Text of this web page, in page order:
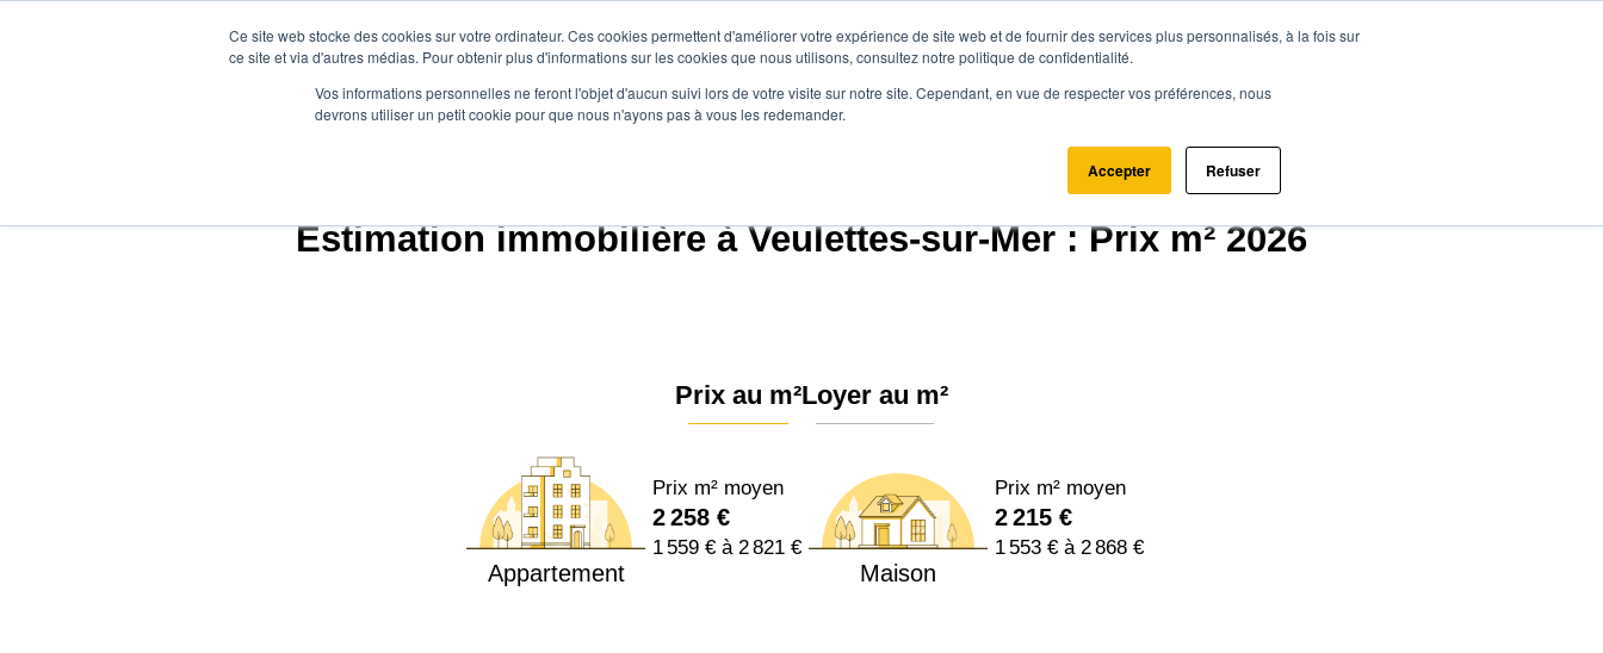
Ce site web stocke des cookies sur votre ordinateur. Ces cookies permettent d'améliorer votre expérience de site web et de fournir des services plus personnalisés, à la fois sur
ce site et via d'autres médias. Pour obtenir plus d'informations sur les cookies que nous utilisons, consultez notre politique de confidentialité.
Vos informations personnelles ne feront l'objet d'aucun suivi lors de votre visite sur notre site. Cependant, en vue de respecter vos préférences, nous
devrons utiliser un petit cookie pour que nous n'ayons pas à vous les redemander.
Accepter Refuser
Prix immobilier Vendre avec Agence.immo
Veulettes-sur-Mer (76450)
Estimation immobilière à Veulettes-sur-Mer : Prix m² 2026
Prix au m²
Appartement
Prix m² moyen
2 258 €
1 559 € à 2 821 €
Loyer au m²
Maison
Prix m² moyen
2 215 €
1 553 € à 2 868 €